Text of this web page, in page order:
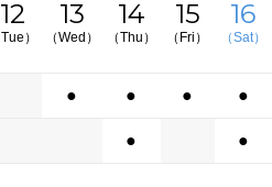
12
Tue）
13
（Wed）
14
（Thu）
15
（Fri）
16
（Sat）
● ● ● ●
● ●